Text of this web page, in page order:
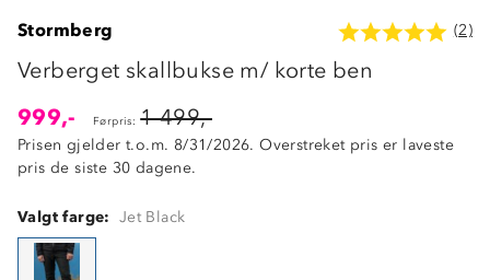
Stormberg (2)
Verberget skallbukse m/ korte ben
999,-
Førpris: 1 499,-
Prisen gjelder t.o.m. 8/31/2026. Overstreket pris er laveste
pris de siste 30 dagene.
Valgt farge: Jet Black